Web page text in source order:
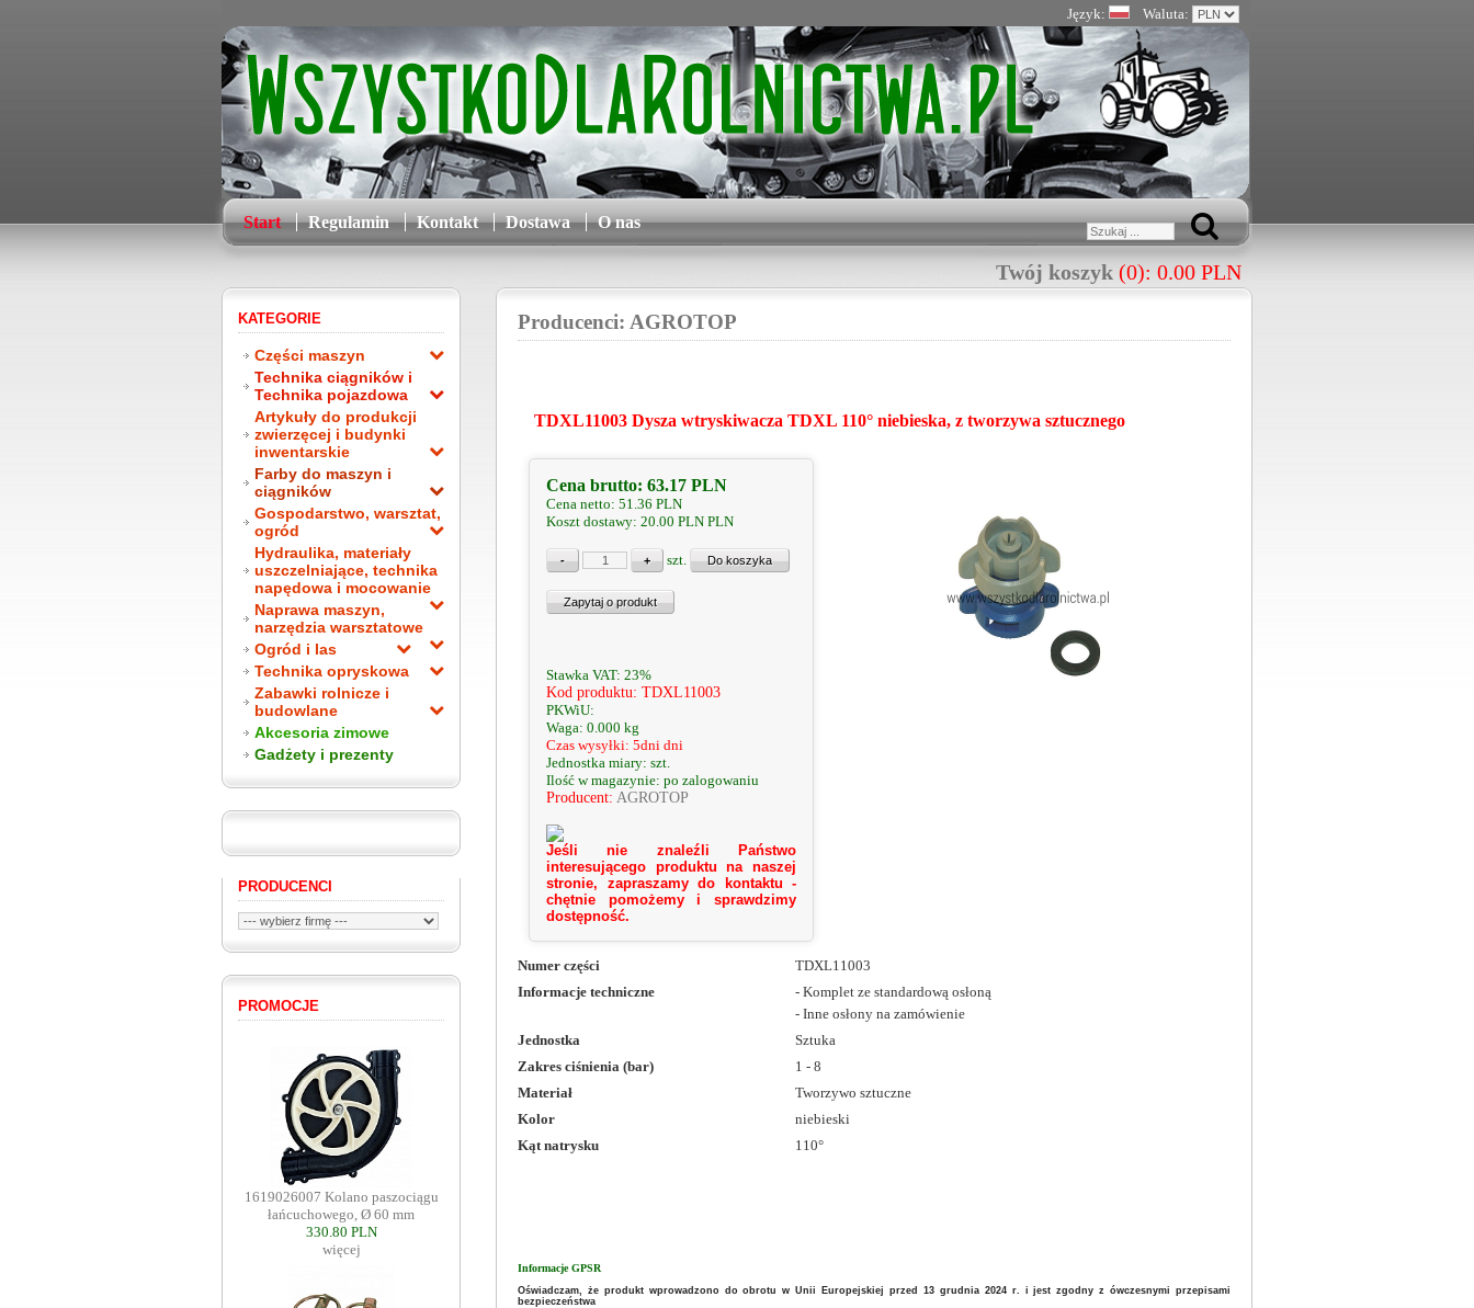
Język: Waluta:
Start Regulamin Kontakt Dostawa O nas
Twój koszyk (0): 0.00 PLN
KATEGORIE
Części maszyn
Technika ciągników i
Technika pojazdowa
Artykuły do produkcji
zwierzęcej i budynki
inwentarskie
Farby do maszyn i
ciągników
Gospodarstwo, warsztat,
ogród
Hydraulika, materiały
uszczelniające, technika
napędowa i mocowanie
Naprawa maszyn,
narzędzia warsztatowe
Ogród i las
Technika opryskowa
Zabawki rolnicze i
budowlane
Akcesoria zimowe
Gadżety i prezenty
PRODUCENCI
PROMOCJE
1619026007 Kolano paszociągu
łańcuchowego, Ø 60 mm
330.80 PLN
więcej
Producenci: AGROTOP
TDXL11003 Dysza wtryskiwacza TDXL 110° niebieska, z tworzywa sztucznego
Cena brutto: 63.17 PLN
Cena netto: 51.36 PLN
Koszt dostawy: 20.00 PLN PLN
szt.
Stawka VAT: 23%
Kod produktu: TDXL11003
PKWiU:
Waga: 0.000 kg
Czas wysyłki: 5dni dni
Jednostka miary: szt.
Ilość w magazynie: po zalogowaniu
Producent: AGROTOP
Jeśli nie znaleźli Państwo
interesującego produktu na naszej
stronie, zapraszamy do kontaktu -
chętnie pomożemy i sprawdzimy
dostępność.
Numer części
TDXL11003
Informacje techniczne
- Komplet ze standardową osłoną
- Inne osłony na zamówienie
Jednostka
Sztuka
Zakres ciśnienia (bar)
1 - 8
Materiał
Tworzywo sztuczne
Kolor
niebieski
Kąt natrysku
110°
Informacje GPSR
Oświadczam, że produkt wprowadzono do obrotu w Unii Europejskiej przed 13 grudnia 2024 r. i jest zgodny z ówczesnymi przepisami
bezpieczeństwa